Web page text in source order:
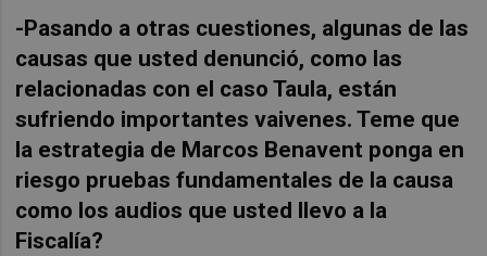
-Pasando a otras cuestiones, algunas de las
causas que usted denunció, como las
relacionadas con el caso Taula, están
sufriendo importantes vaivenes. Teme que
la estrategia de Marcos Benavent ponga en
riesgo pruebas fundamentales de la causa
como los audios que usted llevo a la
Fiscalía?